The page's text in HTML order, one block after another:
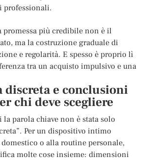
promessa più credibile non è il
ma la costruzione graduale di
e regolarità. E spesso è proprio lì
tra un acquisto impulsivo e una
discreta e conclusioni
chi deve scegliere
parola chiave non è stata solo
Per un dispositivo intimo
o alla routine personale,
molte cose insieme: dimensioni